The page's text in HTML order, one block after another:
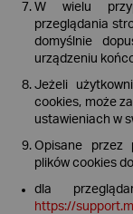
W wielu
przeglądania
domyślnie
urządzeniu
Jeżeli
cookies, może
ustawieniach w
Opisane przez
plików cookies
dla
https://